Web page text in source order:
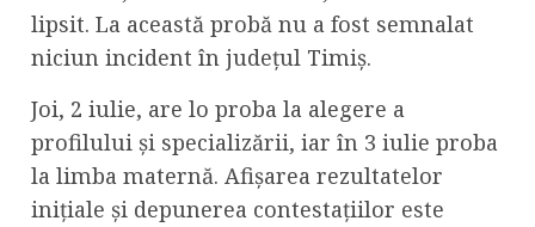
lipsit. La această probă nu a fost semnalat
niciun incident în judeţul Timiş.
Joi, 2 iulie, are lo proba la alegere a
profilului şi specializării, iar în 3 iulie proba
la limba maternă. Afișarea rezultatelor
inițiale și depunerea contestațiilor este